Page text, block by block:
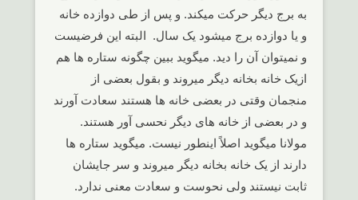
به برج دیگر حرکت میکند. و پس از طی دوازده خانه
و یا دوازده برج میشود یک سال. البته این فرضیست
و نمیتوان آن را دید. میگوید ببین چگونه ستاره ها هم
ازیک خانه بخانه دیگر میروند و بقول بعضی از
منجمان وقتی در بعضی خانه ها هستند سعادت آورند
و در بعضی از خانه های دیگر نحسی آور هستند.
مولانا میگوید اصلاً اینطور نیست. میگوید ستاره ها
دارند از یک خانه بخانه دیگر میروند و سر جایشان
ثابت نیستند ولی نحوست و سعادت معنی ندارد.